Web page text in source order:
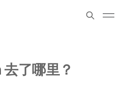
了哪里？